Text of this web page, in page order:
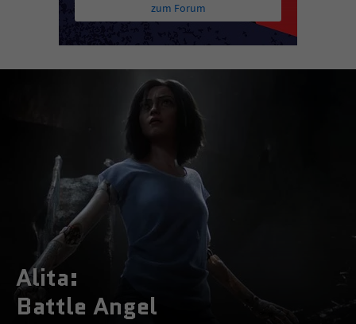
zum Forum
Alita:
Battle Angel